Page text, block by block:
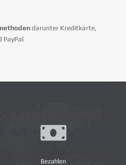
darunter Kreditkarte,
PayPal
Bezahlen